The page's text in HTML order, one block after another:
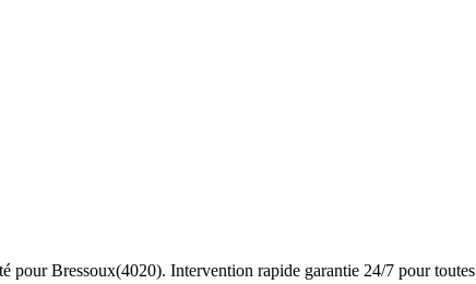
pour Bressoux(4020). Intervention rapide garantie 24/7 pour toutes